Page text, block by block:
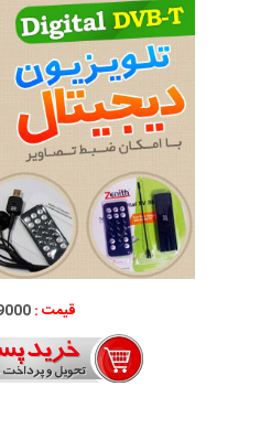
قیمت :49000